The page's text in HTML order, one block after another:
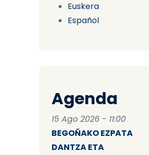
Euskera
Español
Agenda
15 Ago 2026 - 11:00
BEGOÑAKO EZPATA
DANTZA ETA